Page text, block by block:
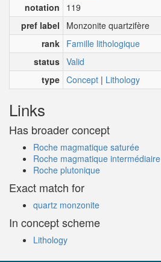
notation
119
pref label
Monzonite quartzifère
rank Famille lithologique
status Valid
type Concept | Lithology
Links
Has broader concept
Roche magmatique saturée
Roche magmatique intermédiaire
Roche plutonique
Exact match for
quartz monzonite
In concept scheme
Lithology